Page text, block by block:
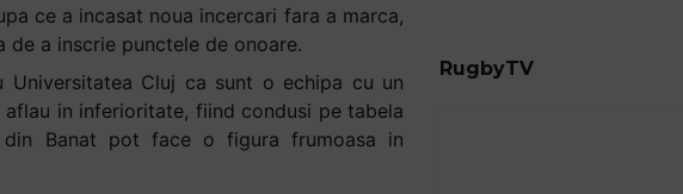
ce a incasat noua incercari fara a marca,
de a inscrie punctele de onoare.
Cluj ca sunt o echipa cu un
in inferioritate, fiind condusi pe tabela
Banat pot face o figura frumoasa in
RugbyTV